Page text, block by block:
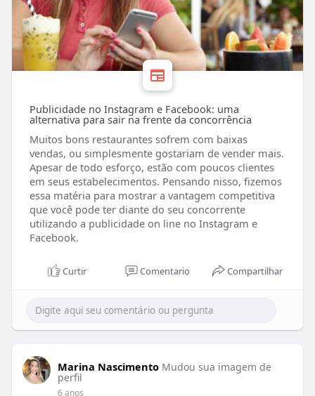
Publicidade no Instagram e Facebook: uma
alternativa para sair na frente da concorrência
Muitos bons restaurantes sofrem com baixas
vendas, ou simplesmente gostariam de vender mais.
Apesar de todo esforço, estão com poucos clientes
em seus estabelecimentos. Pensando nisso, fizemos
essa matéria para mostrar a vantagem competitiva
que você pode ter diante do seu concorrente
utilizando a publicidade on line no Instagram e
Facebook.
Curtir Comentario Compartilhar
Marina Nascimento Mudou sua imagem de
perfil
6 anos